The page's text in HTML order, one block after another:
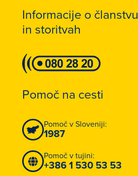
Informacije o članstvu
in storitvah
Pomoč na cesti
Pomoč v Sloveniji:
1987
Pomoč v tujini:
+386 1 530 53 53